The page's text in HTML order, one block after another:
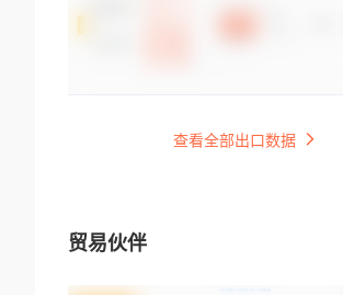
查看全部出口数据
贸易伙伴